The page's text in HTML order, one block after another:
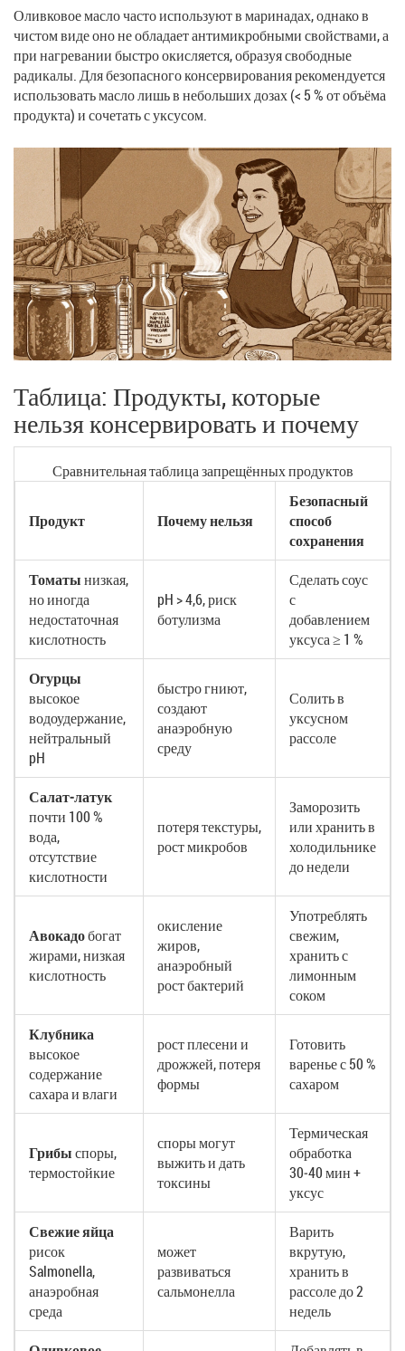
Оливковое масло часто используют в маринадах, однако в
чистом виде оно не обладает антимикробными свойствами, а
при нагревании быстро окисляется, образуя свободные
радикалы. Для безопасного консервирования рекомендуется
использовать масло лишь в небольших дозах (< 5 % от объёма
продукта) и сочетать с уксусом.
Таблица: Продукты, которые
нельзя консервировать и почему
Сравнительная таблица запрещённых продуктов
Продукт Почему нельзя
Безопасный
способ
сохранения
Томатынизкая,
но иногда
недостаточная
кислотность
pH > 4,6, риск
ботулизма
Сделать соус
с
добавлением
уксуса ≥ 1 %
Огурцы
высокое
водоудержание,
нейтральный
pH
быстро гниют,
создают
анаэробную
среду
Солить в
уксусном
рассоле
Салат‑латук
почти 100 %
вода,
отсутствие
кислотности
потеря текстуры,
рост микробов
Заморозить
или хранить в
холодильнике
до недели
Авокадобогат
жирами, низкая
кислотность
окисление
жиров,
анаэробный
рост бактерий
Употреблять
свежим,
хранить с
лимонным
соком
Клубника
высокое
содержание
сахара и влаги
рост плесени и
дрожжей, потеря
формы
Готовить
варенье с 50 %
сахаром
Грибыспоры,
термостойкие
споры могут
выжить и дать
токсины
Термическая
обработка
30‑40 мин +
уксус
Свежие яйца
рисок
Salmonella,
анаэробная
среда
может
развиваться
сальмонелла
Варить
вкрутую,
хранить в
рассоле до 2
недель